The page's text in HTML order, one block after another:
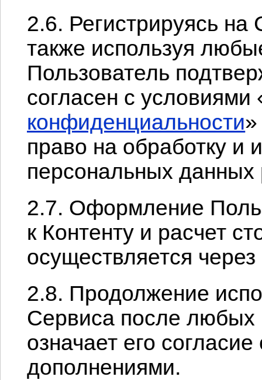
2.6. Регистрируясь
также используя
Пользователь
согласен с условиями
конфиденциальности
право на обработку и
персональных
2.7. Оформление
к Контенту и расчет
осуществляется
2.8. Продолжение
Сервиса после
означает его
дополнениями.